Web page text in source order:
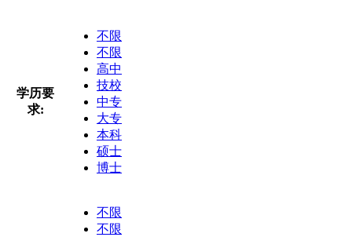
学历要
求:
不限
不限
高中
技校
中专
大专
本科
硕士
博士
不限
不限